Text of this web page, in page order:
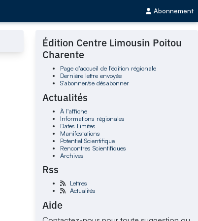
Abonnement
Édition Centre Limousin Poitou
Charente
Page d'accueil de l'édition régionale
Dernière lettre envoyée
S'abonner/se désabonner
Actualités
À l'affiche
Informations régionales
Dates Limites
Manifestations
Potentiel Scientifique
Rencontres Scientifiques
Archives
Rss
Lettres
Actualités
Aide